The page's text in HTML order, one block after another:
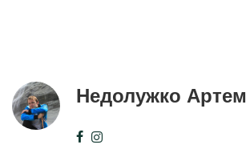
Недолужко Артем